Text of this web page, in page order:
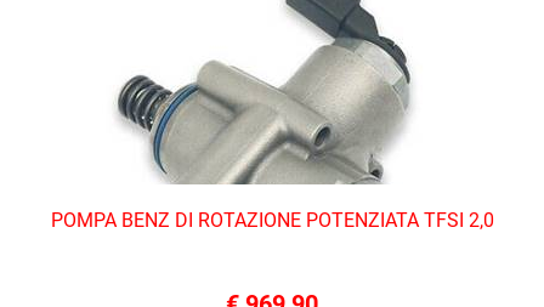
POMPA BENZ DI ROTAZIONE POTENZIATA TFSI 2,0